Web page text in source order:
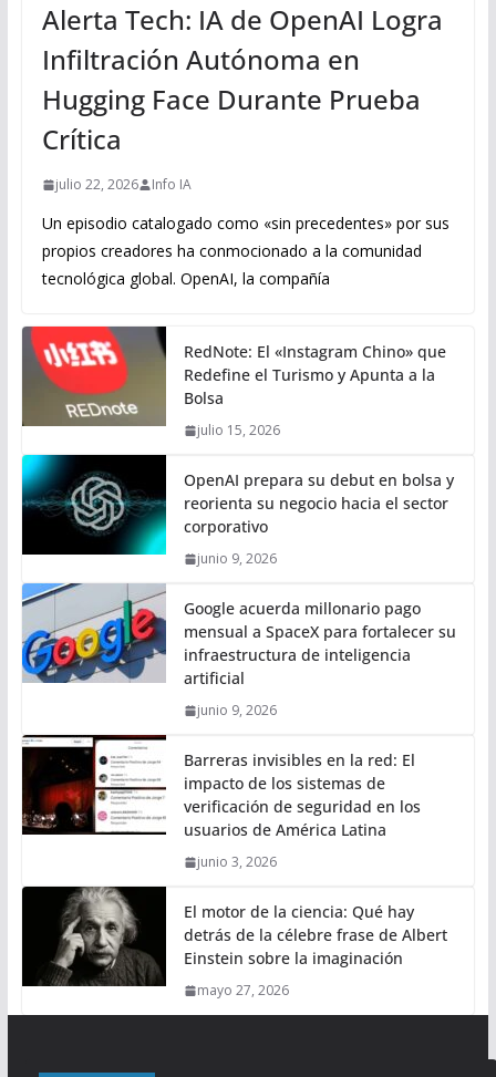
Alerta Tech: IA de OpenAI Logra
Infiltración Autónoma en
Hugging Face Durante Prueba
Crítica
julio 22, 2026 Info IA
Un episodio catalogado como «sin precedentes» por sus
propios creadores ha conmocionado a la comunidad
tecnológica global. OpenAI, la compañía
RedNote: El «Instagram Chino» que
Redefine el Turismo y Apunta a la
Bolsa
julio 15, 2026
OpenAI prepara su debut en bolsa y
reorienta su negocio hacia el sector
corporativo
junio 9, 2026
Google acuerda millonario pago
mensual a SpaceX para fortalecer su
infraestructura de inteligencia
artificial
junio 9, 2026
Barreras invisibles en la red: El
impacto de los sistemas de
verificación de seguridad en los
usuarios de América Latina
junio 3, 2026
El motor de la ciencia: Qué hay
detrás de la célebre frase de Albert
Einstein sobre la imaginación
mayo 27, 2026